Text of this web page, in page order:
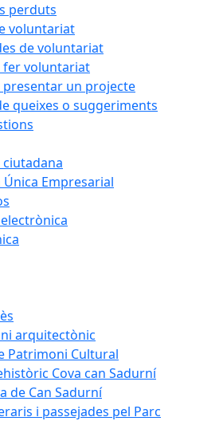
perduts
voluntariat
de voluntariat
fer voluntariat
presentar un projecte
queixes o suggeriments
ciutadana
Única Empresarial
arquitectònic
Patrimoni Cultural
Cova can Sadurní
de Can Sadurní
i passejades pel Parc